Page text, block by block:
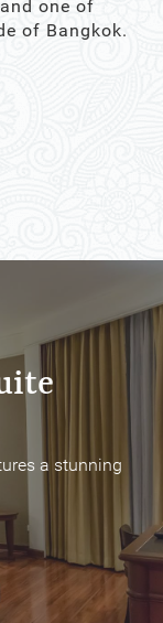
one of
of Bangkok.
a stunning
a stunning